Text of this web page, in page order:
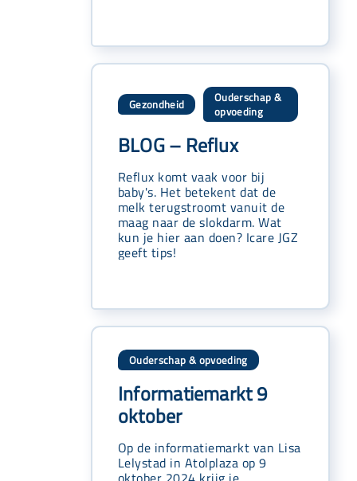
Gezondheid
Ouderschap &
opvoeding
BLOG – Reflux
Reflux komt vaak voor bij
baby's. Het betekent dat de
melk terugstroomt vanuit de
maag naar de slokdarm. Wat
kun je hier aan doen? Icare JGZ
geeft tips!
Ouderschap & opvoeding
Informatiemarkt 9
oktober
Op de informatiemarkt van Lisa
Lelystad in Atolplaza op 9